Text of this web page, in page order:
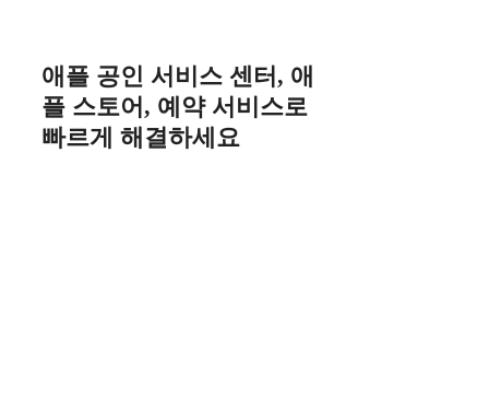
애플 공인 서비스 센터, 애
플 스토어, 예약 서비스로
빠르게 해결하세요